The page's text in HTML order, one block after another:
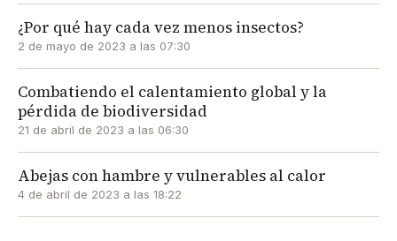
¿Por qué hay cada vez menos insectos?
2 de mayo de 2023 a las 07:30
Combatiendo el calentamiento global y la
pérdida de biodiversidad
21 de abril de 2023 a las 06:30
Abejas con hambre y vulnerables al calor
4 de abril de 2023 a las 18:22